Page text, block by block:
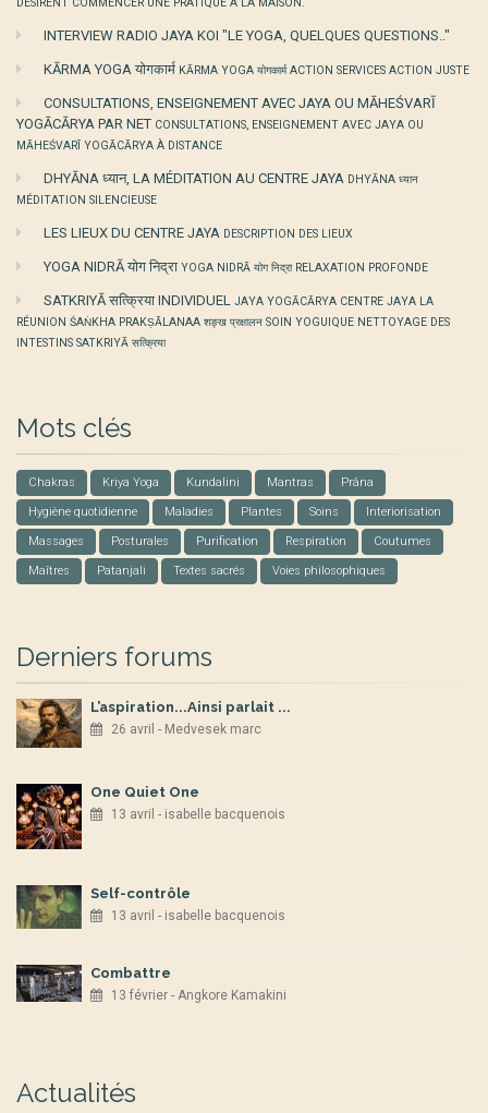
INTERVIEW RADIO JAYA KOI "LE YOGA, QUELQUES QUESTIONS.."
KĀRMA YOGA योगकार्म KĀRMA YOGA योगकार्म ACTION SERVICES ACTION JUSTE
CONSULTATIONS, ENSEIGNEMENT AVEC JAYA OU MĀHEŚVARĪ
YOGĀCĀRYA PAR NET CONSULTATIONS, ENSEIGNEMENT AVEC JAYA OU
MĀHEŚVARĪ YOGĀCĀRYA À DISTANCE
DHYĀNA ध्यान, LA MÉDITATION AU CENTRE JAYA DHYĀNA ध्यान
MÉDITATION SILENCIEUSE
LES LIEUX DU CENTRE JAYA DESCRIPTION DES LIEUX
YOGA NIDRĀ योग निद्रा YOGA NIDRĀ योग निद्रा RELAXATION PROFONDE
SATKRIYĀ सत्क्रिया INDIVIDUEL JAYA YOGĀCĀRYA CENTRE JAYA LA
RÉUNION ŚAṄKHA PRAKṢĀLANAA शङ्ख प्रक्षालन SOIN YOGUIQUE NETTOYAGE DES
INTESTINS SATKRIYĀ सत्क्रिया
Mots clés
Chakras Kriya Yoga Kundalini Mantras Prâna
Hygiène quotidienne Maladies Plantes Soins Interiorisation
Massages Posturales Purification Respiration Coutumes
Maîtres Patanjali Textes sacrés Voies philosophiques
Derniers forums
L’aspiration...Ainsi parlait ...
26 avril - Medvesek marc
One Quiet One
13 avril - isabelle bacquenois
Self-contrôle
13 avril - isabelle bacquenois
Combattre
13 février - Angkore Kamakini
Actualités